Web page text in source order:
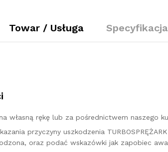
Towar / Usługa Specyfikacja
własną rękę lub za pośrednictwem
przyczyny uszkodzenia
oraz podać wskazówki jak zapobiec